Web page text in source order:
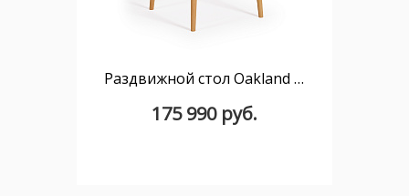
Раздвижной стол Oakland из МДФ с дубовым шпоном и ножками из массива каучука Ø120(200)x90 см
175 990 руб.